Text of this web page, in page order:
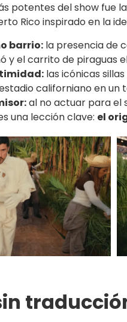
potentes del show fue
Rico inspirado en la
barrio: la presencia de
y el carrito de piraguas
las icónicas
californiano en un
al no actuar para el
una lección clave: el